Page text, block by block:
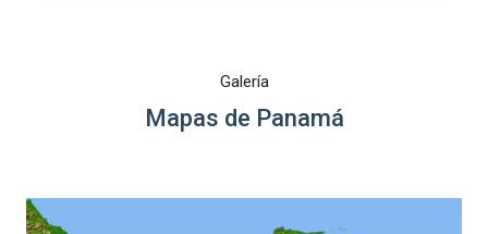
Galería
Mapas de Panamá